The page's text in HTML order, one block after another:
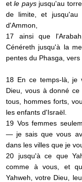
etle paysjusqu'au
de limite, et jusqu'au
d'Ammon,
17 ainsi que
Cénéreth jusqu'à la
pentes du Phasga, vers
18 En ce temps-là, je
Dieu, vous à donné
tous, hommes forts,
les enfants d'Israël.
19 Vos femmes
— je sais que vous
dans les villes que je
20 jusqu'à ce que
comme à vous, et
Yahweh, votre Dieu,